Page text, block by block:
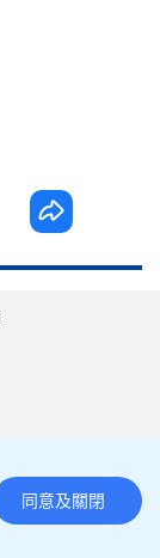
同意及關閉